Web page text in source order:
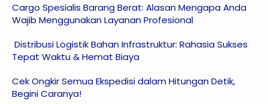
Cargo Spesialis Barang Berat: Alasan Mengapa Anda
Wajib Menggunakan Layanan Profesional
Distribusi Logistik Bahan Infrastruktur: Rahasia Sukses
Tepat Waktu & Hemat Biaya
Cek Ongkir Semua Ekspedisi dalam Hitungan Detik,
Begini Caranya!